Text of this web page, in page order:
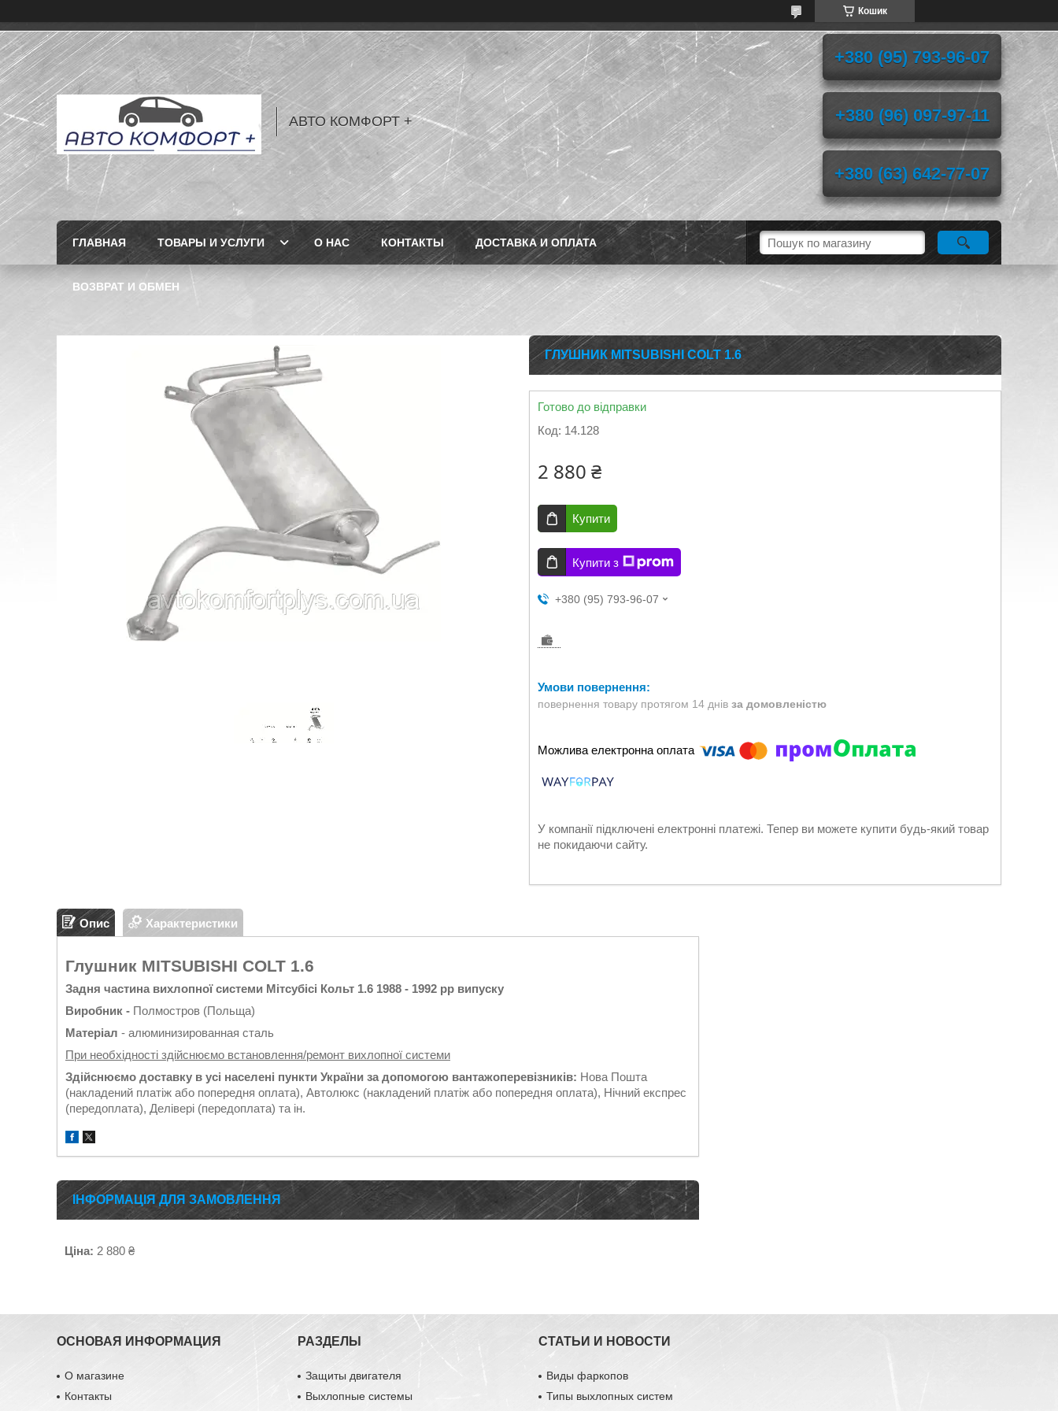
Кошик
АВТО КОМФОРТ +
+380 (95) 793-96-07
+380 (96) 097-97-11
+380 (63) 642-77-07
ГЛАВНАЯ ТОВАРЫ И УСЛУГИ О НАС КОНТАКТЫ ДОСТАВКА И ОПЛАТА
ВОЗВРАТ И ОБМЕН
ГЛУШНИК MITSUBISHI COLT 1.6
Готово до відправки
Код: 14.128
2 880 ₴
Купити
Купити з
+380 (95) 793-96-07
повернення товару протягом 14 днів за домовленістю
У компанії підключені електронні платежі. Тепер ви можете купити будь-який товар
не покидаючи сайту.
Опис Характеристики
Глушник MITSUBISHI COLT 1.6
Задня частина вихлопної системи Мітсубісі Кольт 1.6 1988 - 1992 рр випуску
Виробник - Полмостров (Польща)
Матеріал - алюминизированная сталь
При необхідності здійснюємо встановлення/ремонт вихлопної системи
Здійснюємо доставку в усі населені пункти України за допомогою вантажоперевізників: Нова Пошта
(накладений платіж або попередня оплата), Автолюкс (накладений платіж або попередня оплата), Нічний експрес
(передоплата), Делівері (передоплата) та ін.
ІНФОРМАЦІЯ ДЛЯ ЗАМОВЛЕННЯ
Ціна: 2 880 ₴
ОСНОВАЯ ИНФОРМАЦИЯ
О магазине
Контакты
РАЗДЕЛЫ
Защиты двигателя
Выхлопные системы
СТАТЬИ И НОВОСТИ
Виды фаркопов
Типы выхлопных систем